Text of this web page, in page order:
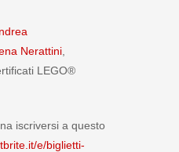
Nerattini
LEGO®
iscriversi a questo
e/biglietti-